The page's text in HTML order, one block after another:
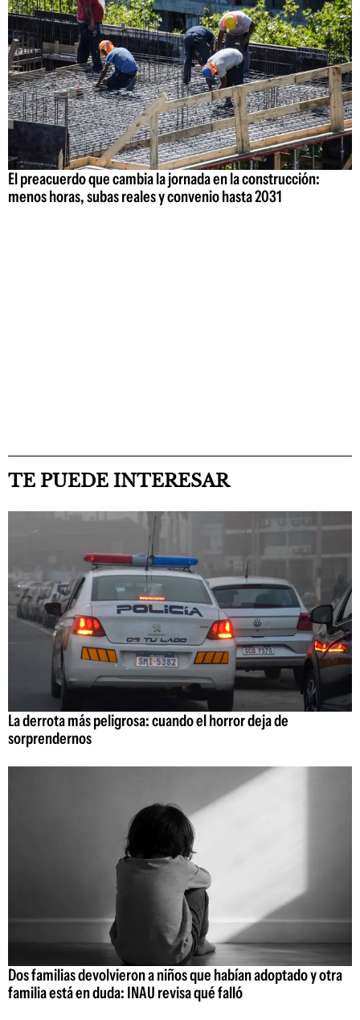
El preacuerdo que cambia la jornada en la construcción:
menos horas, subas reales y convenio hasta 2031
TE PUEDE INTERESAR
La derrota más peligrosa: cuando el horror deja de
sorprendernos
Dos familias devolvieron a niños que habían adoptado y otra
familia está en duda: INAU revisa qué falló